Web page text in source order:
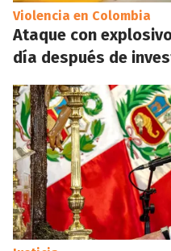
Violencia en Colombia
Ataque con
día después de